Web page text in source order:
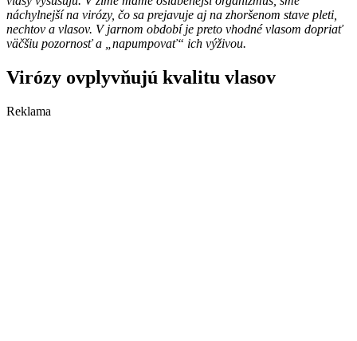
náchylnejší na virózy, čo sa prejavuje aj na zhoršenom stave pleti,
nechtov a vlasov. V jarnom období je preto vhodné vlasom dopriať
väčšiu pozornosť a „napumpovať“ ich výživou.
Virózy ovplyvňujú kvalitu vlasov
Reklama